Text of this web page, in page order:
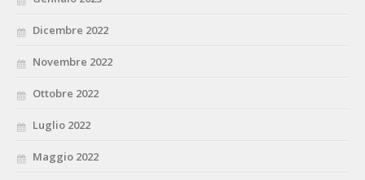
Dicembre 2022
Novembre 2022
Ottobre 2022
Luglio 2022
Maggio 2022